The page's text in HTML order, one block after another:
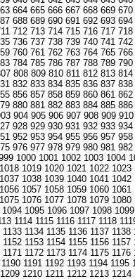
664 665 666 667 668 669 670
688 689 690 691 692 693 694
712 713 714 715 716 717 718
736 737 738 739 740 741 742
760 761 762 763 764 765 766
784 785 786 787 788 789 790
808 809 810 811 812 813 814
832 833 834 835 836 837 838
856 857 858 859 860 861 862
880 881 882 883 884 885 886
904 905 906 907 908 909 910
928 929 930 931 932 933 934
952 953 954 955 956 957 958
976 977 978 979 980 981 982
1000 1001 1002 1003 1004
1018 1019 1020 1021 1022 1023
1037 1038 1039 1040 1041 1042
1056 1057 1058 1059 1060 1061
1075 1076 1077 1078 1079 1080
1094 1095 1096 1097 1098 1099
1114 1115 1116 1117 1118
1133 1134 1135 1136 1137 1138
1152 1153 1154 1155 1156 1157
1171 1172 1173 1174 1175 1176
1190 1191 1192 1193 1194 1195
1209 1210 1211 1212 1213 1214